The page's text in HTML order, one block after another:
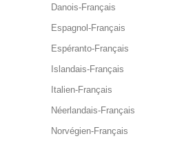
Danois-Français
Espagnol-Français
Espéranto-Français
Islandais-Français
Italien-Français
Néerlandais-Français
Norvégien-Français